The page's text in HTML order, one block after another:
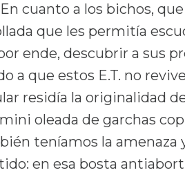
cuanto a los bichos,
que les permitía
ende, descubrir a sus
a que estos E.T. no
residía la originalidad
oleada de garchas
teníamos la amenaza
en esa bosta